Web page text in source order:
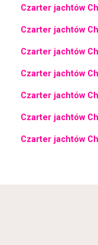
Czarter jachtów
Czarter jachtów
Czarter jachtów
Czarter jachtów
Czarter jachtów
Czarter jachtów
Czarter jachtów